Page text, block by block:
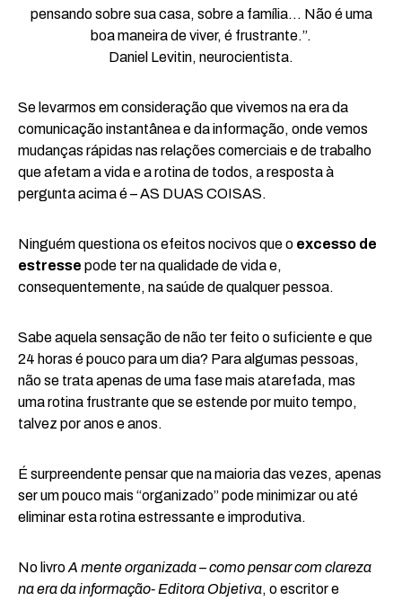
pensando sobre sua casa, sobre a família… Não é uma
boa maneira de viver, é frustrante.”.
Daniel Levitin, neurocientista.
Se levarmos em consideração que vivemos na era da
comunicação instantânea e da informação, onde vemos
mudanças rápidas nas relações comerciais e de trabalho
que afetam a vida e a rotina de todos, a resposta à
pergunta acima é – AS DUAS COISAS.
Ninguém questiona os efeitos nocivos que o excesso de
estresse pode ter na qualidade de vida e,
consequentemente, na saúde de qualquer pessoa.
Sabe aquela sensação de não ter feito o suficiente e que
24 horas é pouco para um dia? Para algumas pessoas,
não se trata apenas de uma fase mais atarefada, mas
uma rotina frustrante que se estende por muito tempo,
talvez por anos e anos.
É surpreendente pensar que na maioria das vezes, apenas
ser um pouco mais “organizado” pode minimizar ou até
eliminar esta rotina estressante e improdutiva.
No livroA mente organizada – como pensar com clareza
na era da informação- Editora Objetiva, o escritor e